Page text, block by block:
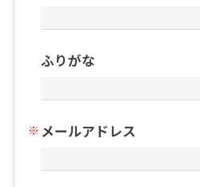
ふりがな
メールアドレス